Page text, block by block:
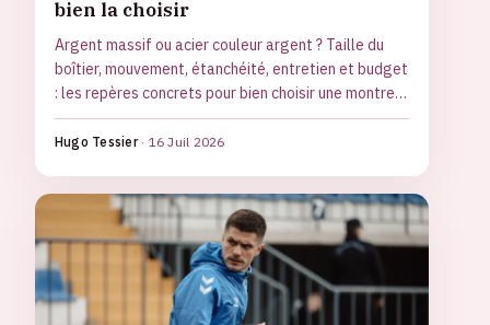
bien la choisir
Argent massif ou acier couleur argent ? Taille du
boîtier, mouvement, étanchéité, entretien et budget
: les repères concrets pour bien choisir une montre
femme argentée.
Hugo Tessier · 16 Juil 2026